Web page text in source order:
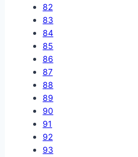
82
83
84
85
86
87
88
89
90
91
92
93